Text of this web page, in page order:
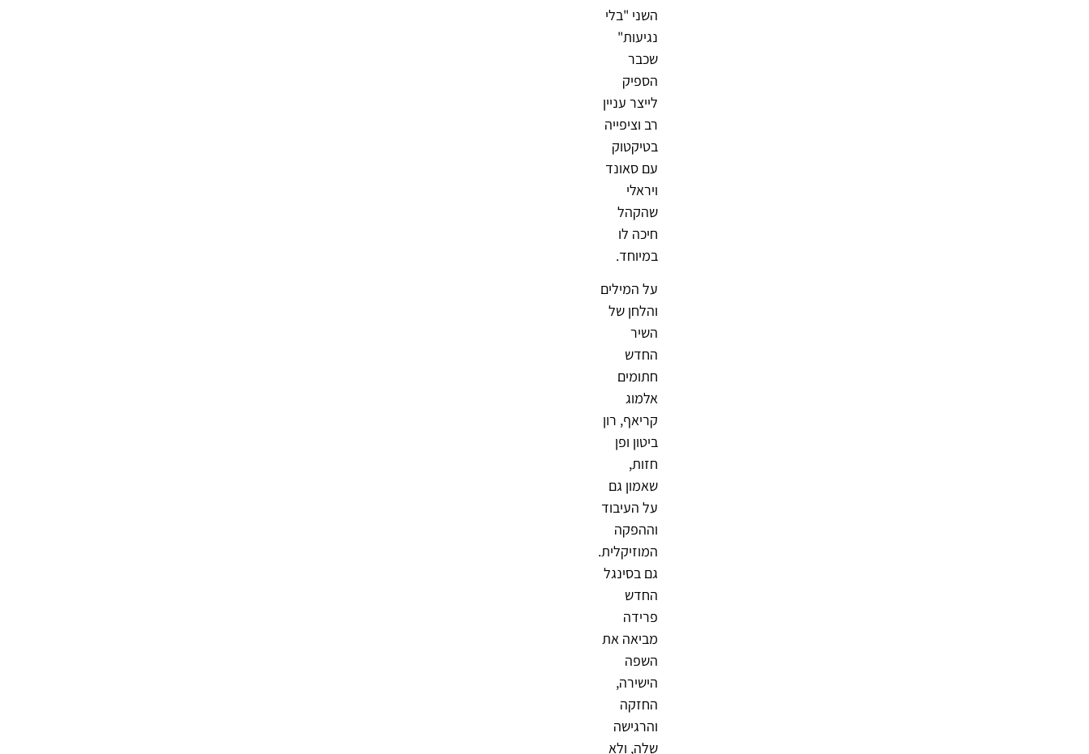
השני "בלי
נגיעות"
שכבר
הספיק
לייצר עניין
רב וציפייה
בטיקטוק
עם סאונד
ויראלי
שהקהל
חיכה לו
במיוחד.
על המילים
והלחן של
השיר
החדש
חתומים
אלמוג
קריאף, רון
ביטון ופן
חזות,
שאמון גם
על העיבוד
וההפקה
המוזיקלית.
גם בסינגל
החדש
פרידה
מביאה את
השפה
הישירה,
החזקה
והרגישה
שלה, ולא